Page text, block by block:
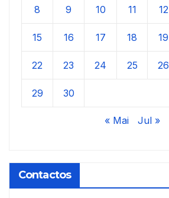
8 9 10 11 12
15 16 17 18 19
22 23 24 25 26
29 30
« Mai Jul »
Contactos